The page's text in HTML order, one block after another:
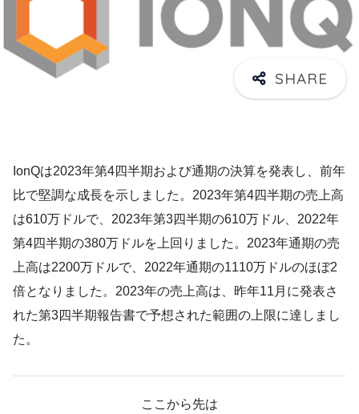
IonQは2023年第4四半期および通期の決算を発表し、前年
比で堅調な成長を示しました。2023年第4四半期の売上高
は610万ドルで、2023年第3四半期の610万ドル、2022年
第4四半期の380万ドルを上回りました。2023年通期の売
上高は2200万ドルで、2022年通期の1110万ドルのほぼ2
倍となりました。2023年の売上高は、昨年11月に発表さ
れた第3四半期報告書で予想された範囲の上限に達しまし
た。
ここから先は